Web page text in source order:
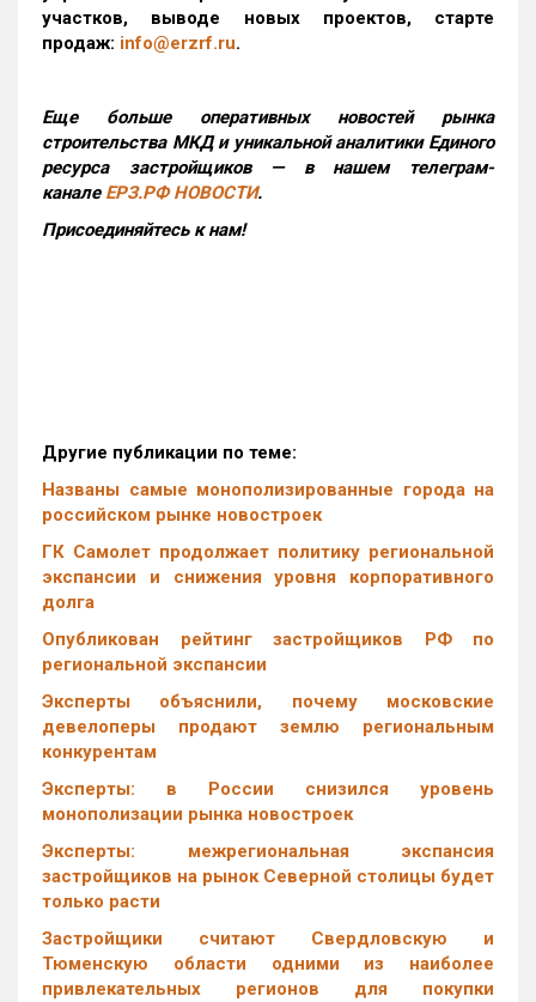
участков, выводе новых проектов, старте
продаж: info@erzrf.ru.
Еще больше оперативных новостей рынка
строительства МКД и уникальной аналитики Единого
ресурса застройщиков — в нашем телеграм-
канале ЕРЗ.РФ НОВОСТИ.
Присоединяйтесь к нам!
Другие публикации по теме:
Названы самые монополизированные города на
российском рынке новостроек
ГК Самолет продолжает политику региональной
экспансии и снижения уровня корпоративного
долга
Опубликован рейтинг застройщиков РФ по
региональной экспансии
Эксперты объяснили, почему московские
девелоперы продают землю региональным
конкурентам
Эксперты: в России снизился уровень
монополизации рынка новостроек
Эксперты: межрегиональная экспансия
застройщиков на рынок Северной столицы будет
только расти
Застройщики считают Свердловскую и
Тюменскую области одними из наиболее
привлекательных регионов для покупки